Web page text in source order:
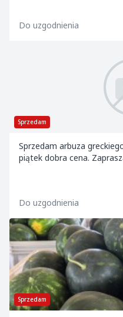
Do uzgodnienia
Sprzedam
Sprzedam arbuza
piątek dobra cena.
Do uzgodnienia
Sprzedam